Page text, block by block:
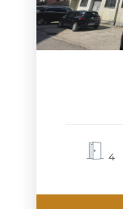
4